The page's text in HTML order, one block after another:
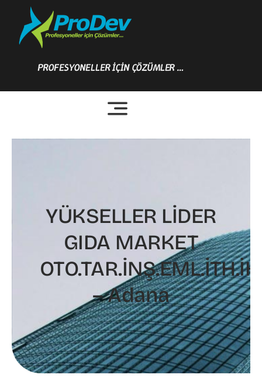
content
PROFESYONELLER İÇİN ÇÖZÜMLER …
YÜKSELLER LİDER
GIDA MARKET
– Adana